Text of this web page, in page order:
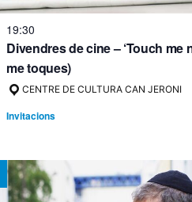
19:30
Divendres de cine – ‘Touch me
me toques)
CENTRE DE CULTURA CAN JERONI
Invitacions